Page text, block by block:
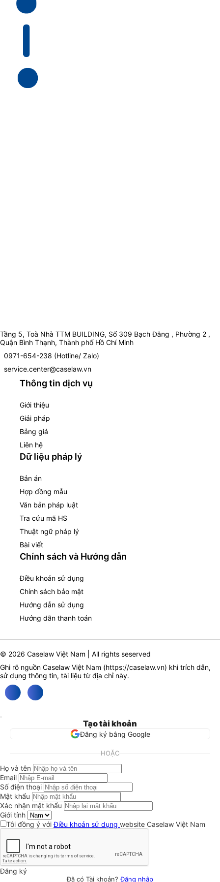
Tầng 5, Toà Nhà TTM BUILDING, Số 309 Bạch Đằng , Phường 2 ,
Quận Bình Thạnh, Thành phố Hồ Chí Minh
0971-654-238 (Hotline/ Zalo)
service.center@caselaw.vn
Thông tin dịch vụ
Giới thiệu
Giải pháp
Bảng giá
Liên hệ
Dữ liệu pháp lý
Bản án
Hợp đồng mẫu
Văn bản pháp luật
Tra cứu mã HS
Thuật ngữ pháp lý
Bài viết
Chính sách và Hướng dẫn
Điều khoản sử dụng
Chính sách bảo mật
Hướng dẫn sử dụng
Hướng dẫn thanh toán
© 2026 Caselaw Việt Nam | All rights seserved
Ghi rõ nguồn Caselaw Việt Nam (https://caselaw.vn) khi trích dẫn,
sử dụng thông tin, tài liệu từ địa chỉ này.
Tạo tài khoản
Đăng ký bằng Google
HOẶC
Họ và tên
Email
Số điện thoại
Mật khẩu
Xác nhận mật khẩu
Giới tính
Tôi đồng ý vớiĐiều khoản sử dụng website Caselaw Việt Nam
Đăng ký
Đã có Tài khoản?Đăng nhập